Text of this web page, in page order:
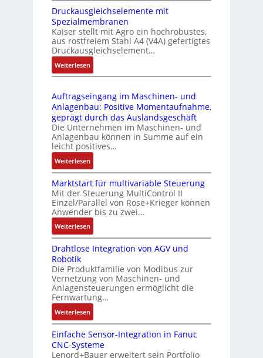
-
P
C
l
ä
s
s
s
i
c
h
f
l
e
x
i
b
e
l
f
ü
r
i
e
A
n
w
e
n
d
m
o
d
u
l
e
b
i
e
n
4
G
u
n
d
5
G
a
u
f
e
n
R
a
s
p
b
e
E
C
6
2
4
4
3
Z
e
r
t
i
i
e
r
n
g
e
s
t
ä
t
i
g
t
Druckausgleichselemente mit
Spezialmembranen
Kaiser stellt mit Agro ein hochrobustes,
aus rostfreiem Stahl A4 (V4A) gefertigtes
Druckausgleichselement…
Weiterlesen:
D
u
c
k
a
u
s
g
l
e
i
c
h
s
e
m
e
n
t
e
m
i
t
Auftragseingang im Maschinen- und
Anlagenbau: Positive Momentaufnahme,
geprägt durch das Auslandsgeschäft
Die Unternehmen im Maschinen- und
Anlagenbau können in Summe auf ein
leicht positives…
Weiterlesen:
A
u
f
t
r
a
g
s
i
n
g
a
n
i
m
Marktstart für multivariable Steuerung
Mit der Steuerung MultiControl II
Einzel/Parallel von Rose+Krieger können
Anwender bis zu zwei…
Weiterlesen:
M
a
k
t
s
t
a
r
t
f
Drahtlose Integration von AGV und
Robotik
Die Produktfamilie von Modibus zur
Vernetzung von Maschinen- und
Anlagensteuerungen ermöglicht die
Fernwartung…
Weiterlesen:
D
r
a
h
Einfache Sensor-Integration in Fanuc
CNC-Systeme
Lenord+Bauer erweitert sein Portfolio